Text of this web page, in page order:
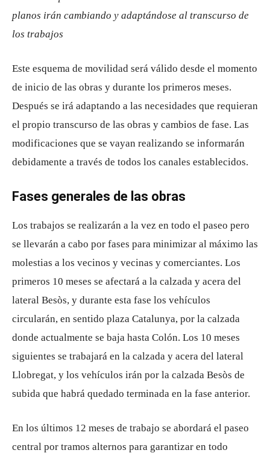
planos irán cambiando y adaptándose al transcurso de
los trabajos
Este esquema de movilidad será válido desde el momento
de inicio de las obras y durante los primeros meses.
Después se irá adaptando a las necesidades que requieran
el propio transcurso de las obras y cambios de fase. Las
modificaciones que se vayan realizando se informarán
debidamente a través de todos los canales establecidos.
Fases generales de las obras
Los trabajos se realizarán a la vez en todo el paseo pero
se llevarán a cabo por fases para minimizar al máximo las
molestias a los vecinos y vecinas y comerciantes. Los
primeros 10 meses se afectará a la calzada y acera del
lateral Besòs, y durante esta fase los vehículos
circularán, en sentido plaza Catalunya, por la calzada
donde actualmente se baja hasta Colón. Los 10 meses
siguientes se trabajará en la calzada y acera del lateral
Llobregat, y los vehículos irán por la calzada Besòs de
subida que habrá quedado terminada en la fase anterior.
En los últimos 12 meses de trabajo se abordará el paseo
central por tramos alternos para garantizar en todo